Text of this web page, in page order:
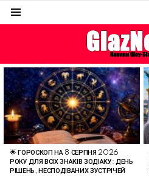
ОСТАННІ
СТАТТІ
🌟 ГОРОСКОП НА 8 СЕРПНЯ 2026
РОКУ ДЛЯ ВСІХ ЗНАКІВ ЗОДІАКУ: ДЕНЬ
РІШЕНЬ, НЕСПОДІВАНИХ ЗУСТРІЧЕЙ